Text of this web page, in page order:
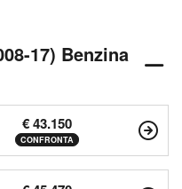
17) Benzina
€ 43.150
CONFRONTA